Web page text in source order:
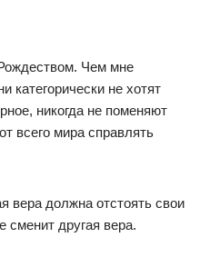
Чем мне
категорически не хотят
никогда не поменяют
всего мира справлять
вера должна отстоять свои
сменит другая вера.